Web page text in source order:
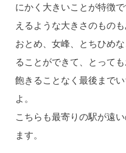
にかく大きいことが特徴
えるような大きさのもの
おとめ、女峰、とちひめ
ることができて、とって
飽きることなく最後まで
よ。
こちらも最寄りの駅が遠
ます。